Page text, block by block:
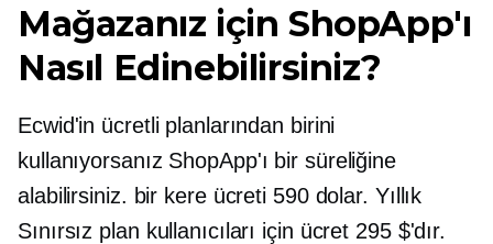
Mağazanız için ShopApp'ı
Nasıl Edinebilirsiniz?
Ecwid'in ücretli planlarından birini
kullanıyorsanız ShopApp'ı bir süreliğine
alabilirsiniz. bir kereücreti 590 dolar. Yıllık
Sınırsız plan kullanıcıları için ücret 295 $'dır.